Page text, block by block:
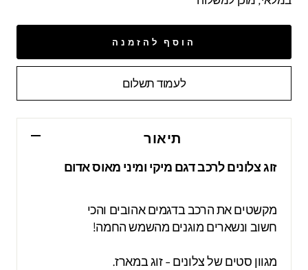
הוסף להזמנה
לעמוד תשלום
תיאור
זוג צלונים לרכב דגם מיקי ומיני מאוס אדום
מקשטים את הרכב בדגמים אהובים והכי
חשוב ונשארים מוגנים מהשמש החמה!
מגוון סטים של צלונים - זוג במארז.